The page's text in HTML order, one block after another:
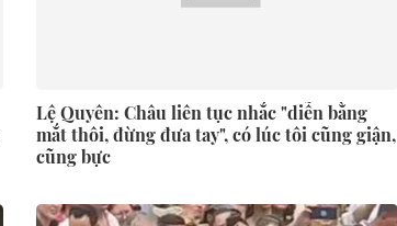
Lệ Quyên: Châu liên tục nhắc "diễn bằng
mắt thôi, đừng đưa tay", có lúc tôi cũng giận,
cũng bực